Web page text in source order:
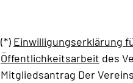
(*) Einwilligungserklärung
Öffentlichkeitsarbeit des
Mitgliedsantrag Der